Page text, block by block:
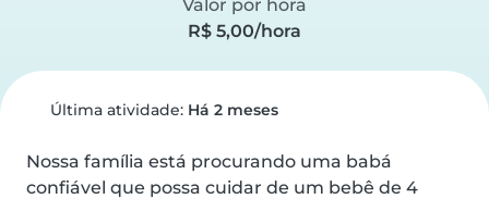
Valor por hora
R$ 5,00/hora
Última atividade: Há 2 meses
Nossa família está procurando uma babá
confiável que possa cuidar de um bebê de 4